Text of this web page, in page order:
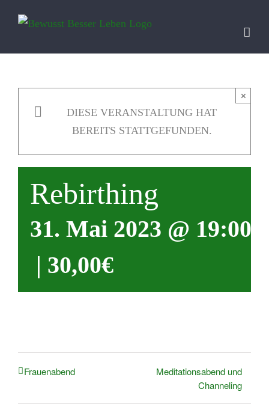
Inhalt
DIESE VERANSTALTUNG HAT
BEREITS STATTGEFUNDEN.
×
Rebirthing
31. Mai 2023 @ 19:00
| 30,00€
Frauenabend
Meditationsabend und
Channeling